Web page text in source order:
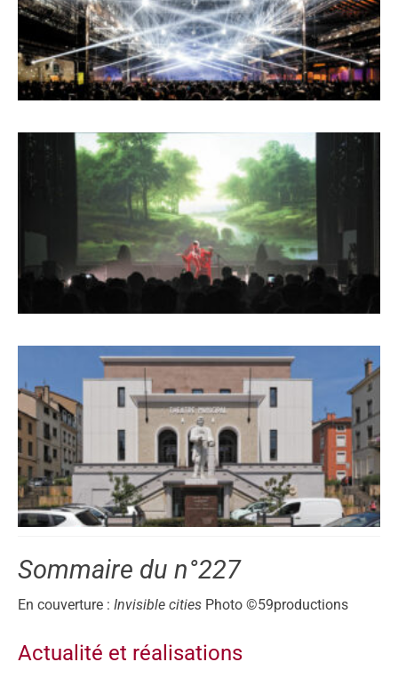
Sommaire du n°227
En couverture : Invisible cities Photo ©59productions
Actualité et réalisations